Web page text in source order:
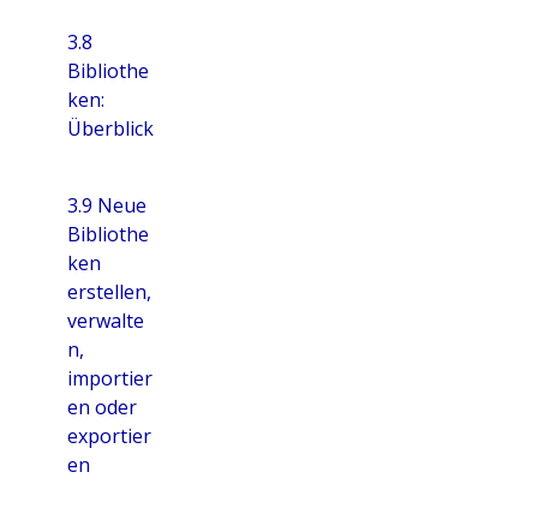
3.8
Bibliothe
ken:
Überblick
3.9 Neue
Bibliothe
ken
erstellen,
verwalte
n,
importier
en oder
exportier
en